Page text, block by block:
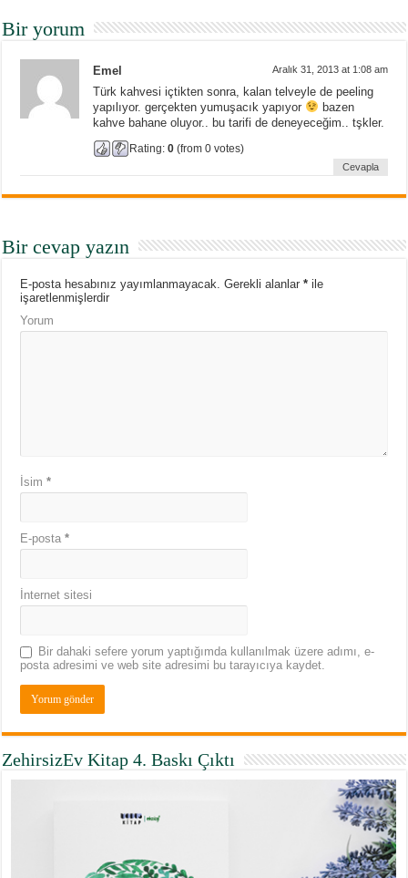
Bir yorum
Emel Aralık 31, 2013 at 1:08 am
Türk kahvesi içtikten sonra, kalan telveyle de peeling
yapılıyor. gerçekten yumuşacık yapıyor
bazen
kahve bahane oluyor.. bu tarifi de deneyeceğim.. tşkler.
Rating:0 (from 0 votes)
Cevapla
Bir cevap yazın
E-posta hesabınız yayımlanmayacak. Gerekli alanlar* ile
işaretlenmişlerdir
Yorum
İsim*
E-posta*
İnternet sitesi
Bir dahaki sefere yorum yaptığımda kullanılmak üzere adımı, e-
posta adresimi ve web site adresimi bu tarayıcıya kaydet.
ZehirsizEv Kitap 4. Baskı Çıktı